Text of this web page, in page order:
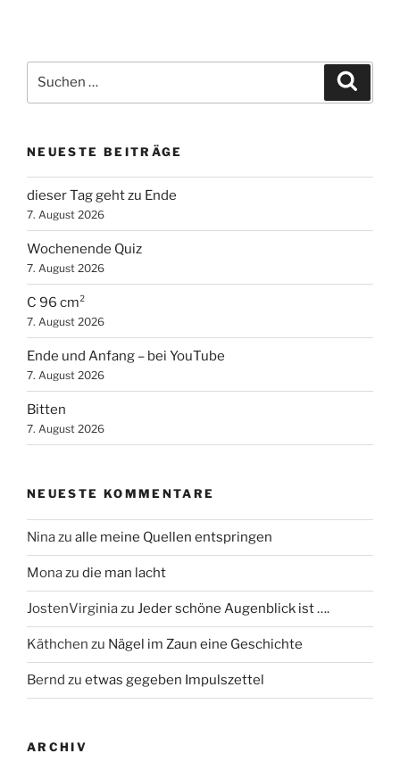
nach:
NEUESTE BEITRÄGE
dieser Tag geht zu Ende
7. August 2026
Wochenende Quiz
7. August 2026
C 96 cm²
7. August 2026
Ende und Anfang – bei YouTube
7. August 2026
Bitten
7. August 2026
NEUESTE KOMMENTARE
Ninazu alle meine Quellen entspringen
Monazu die man lacht
JostenVirginiazu Jeder schöne Augenblick ist ….
Käthchen zu Nägel im Zaun eine Geschichte
Bernd zu etwas gegeben Impulszettel
ARCHIV